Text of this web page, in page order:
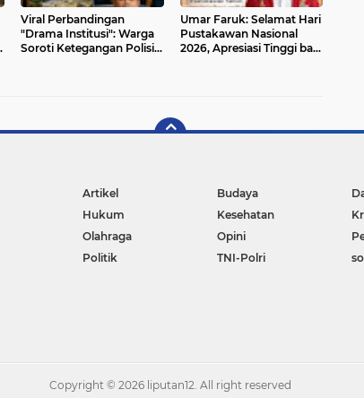
Viral Perbandingan
"Drama Institusi": Warga
Soroti Ketegangan Polisi–
Umar Faruk: Selamat Hari
Pustakawan Nasional
2026, Apresiasi Tinggi bagi
Artikel Budaya
Hukum Kesehatan
Olahraga Opini
Politik TNI-Polri
Copyright © 2026 liputan12. All right reserved